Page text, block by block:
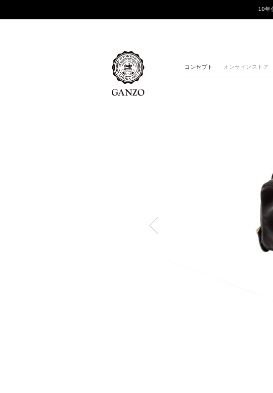
コンセプト オンラインストア